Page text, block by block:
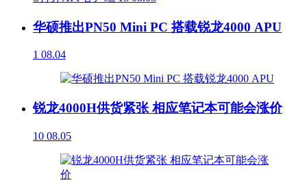
华硕推出PN50 Mini PC 搭载锐龙4000 APU
1 08.04
锐龙4000H供货紧张 相应笔记本可能会涨价
10 08.05